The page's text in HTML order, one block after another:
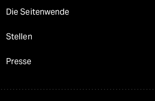
Die Seitenwende
Stellen
Presse